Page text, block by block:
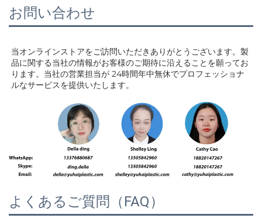
お問い合わせ
当オンラインストアをご訪問いただきありがとうございます。製
品に関する当社の情報がお客様のご期待に沿えることを願ってお
ります。当社の営業担当が 24時間年中無休でプロフェッショナ
ルなサービスを提供いたします。
よくあるご質問（FAQ）